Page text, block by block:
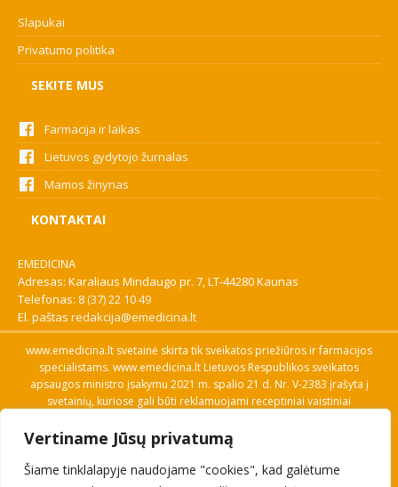
Vertiname Jūsų privatumą
Šiame tinklalapyje naudojame "cookies", kad galėtume
Slapukai
Privatumo politika
SEKITE MUS
Farmacija ir laikas
Lietuvos gydytojo žurnalas
Mamos žinynas
KONTAKTAI
EMEDICINA
Adresas: Karaliaus Mindaugo pr. 7, LT-44280 Kaunas
Telefonas: 8 (37) 22 10 49
El. paštas redakcija@emedicina.lt
www.emedicina.lt svetainė skirta tik sveikatos priežiūros ir farmacijos
specialistams. www.emedicina.lt Lietuvos Respublikos sveikatos
apsaugos ministro įsakymu 2021 m. spalio 21 d. Nr. V-2383 įrašyta į
svetainių, kuriose gali būti reklamuojami receptiniai vaistiniai
savo profesinę kvalifikaciją. Naudingos nuorodos: Vaistų ir medicinos
pagalbos priemonių kainų paieška, VVKT tinklalapis, Sveikatos
priežiūros ar farmacijos specialisto pranešimo apie įtariamą